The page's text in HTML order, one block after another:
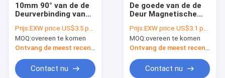
10mm 90° van de de
Deurverbinding van
van de Strookpvc de
Magnetische Deur
Weatherstrip
Prijs:EXW price US$3.5 per sets (2pcs of 2.2meter)
MOQ:overeen te komen
Ontvang de meest recente Prijs
Contact nu
De goede van de de
Deur Magnetische
veerkrachtdouche
Waterdichte
Verbindingen van pvc
Prijs:EXW price US$3.1 per sets (2pcs of 2.2meter)
MOQ:overeen te komen
Ontvang de meest recente Prijs
Contact nu